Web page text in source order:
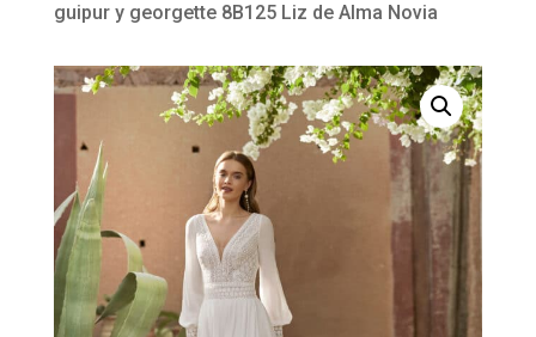
guipur y georgette 8B125 Liz de Alma Novia